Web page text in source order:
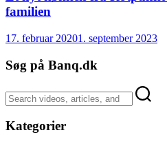
familien
17. februar 20201. september 2023
Søg på Banq.dk
Kategorier